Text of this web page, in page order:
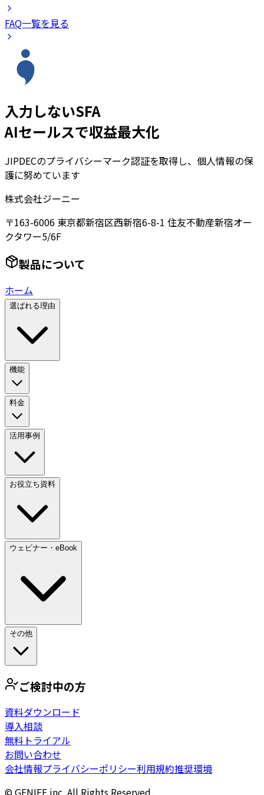
FAQ一覧を見る
入力しないSFA
AIセールスで収益最大化
JIPDECのプライバシーマーク認証を取得し、個人情報の保
護に努めています
株式会社ジーニー
〒163-6006 東京都新宿区西新宿6-8-1 住友不動産新宿オー
クタワー5/6F
製品について
ホーム
選ばれる理由
機能
料金
活用事例
お役立ち資料
ウェビナー・eBook
その他
ご検討中の方
資料ダウンロード
導入相談
無料トライアル
お問い合わせ
会社情報プライバシーポリシー利用規約推奨環境